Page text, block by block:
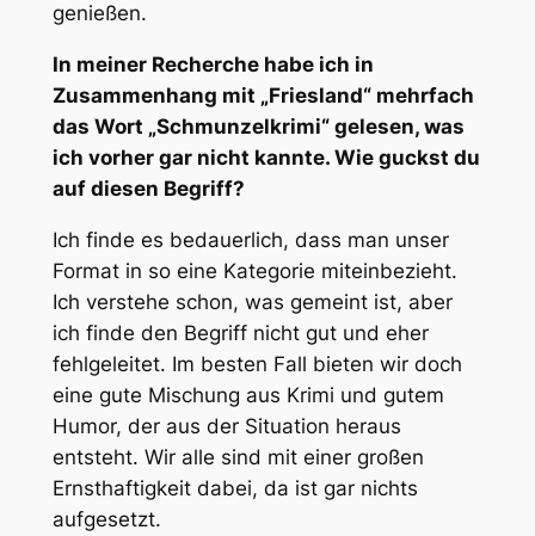
genießen.
In meiner Recherche habe ich in
Zusammenhang mit „Friesland“ mehrfach
das Wort „Schmunzelkrimi“ gelesen, was
ich vorher gar nicht kannte. Wie guckst du
auf diesen Begriff?
Ich finde es bedauerlich, dass man unser
Format in so eine Kategorie miteinbezieht.
Ich verstehe schon, was gemeint ist, aber
ich finde den Begriff nicht gut und eher
fehlgeleitet. Im besten Fall bieten wir doch
eine gute Mischung aus Krimi und gutem
Humor, der aus der Situation heraus
entsteht. Wir alle sind mit einer großen
Ernsthaftigkeit dabei, da ist gar nichts
aufgesetzt.